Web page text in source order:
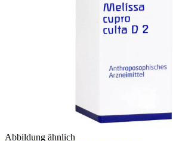
Abbildung ähnlich